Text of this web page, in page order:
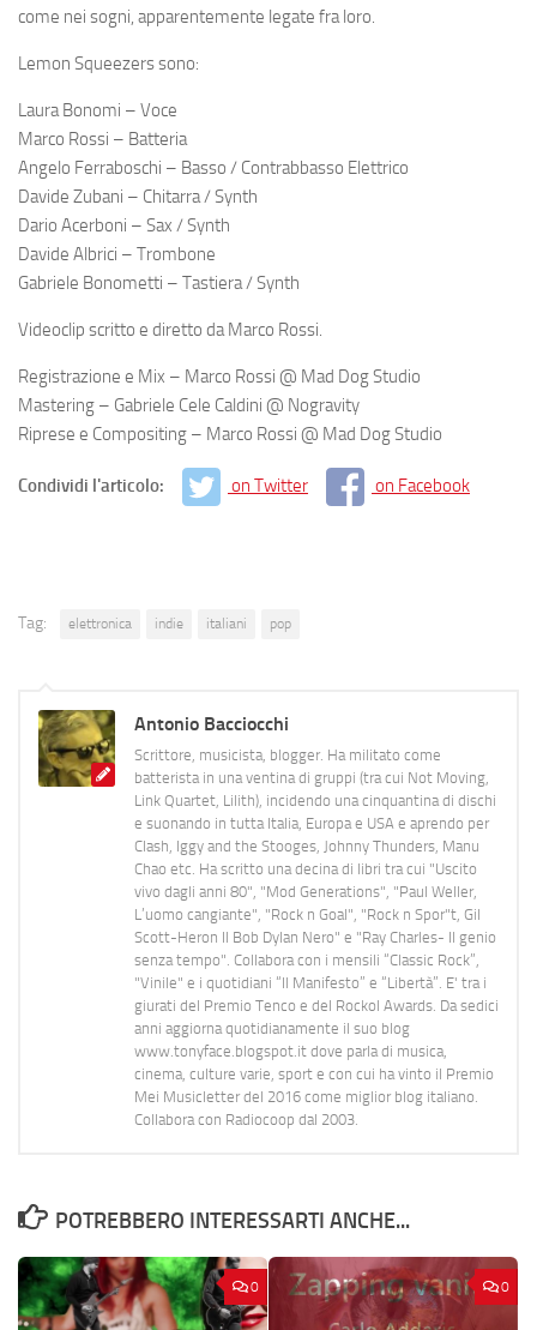
come nei sogni, apparentemente legate fra loro.
Lemon Squeezers sono:
Laura Bonomi – Voce
Marco Rossi – Batteria
Angelo Ferraboschi – Basso / Contrabbasso Elettrico
Davide Zubani – Chitarra / Synth
Dario Acerboni – Sax / Synth
Davide Albrici – Trombone
Gabriele Bonometti – Tastiera / Synth
Videoclip scritto e diretto da Marco Rossi.
Registrazione e Mix – Marco Rossi @ Mad Dog Studio
Mastering – Gabriele Cele Caldini @ Nogravity
Riprese e Compositing – Marco Rossi @ Mad Dog Studio
Condividi l'articolo: on Twitter on Facebook
Tag: elettronica indie italiani pop
Antonio Bacciocchi
Scrittore, musicista, blogger. Ha militato come
batterista in una ventina di gruppi (tra cui Not Moving,
Link Quartet, Lilith), incidendo una cinquantina di dischi
e suonando in tutta Italia, Europa e USA e aprendo per
Clash, Iggy and the Stooges, Johnny Thunders, Manu
Chao etc. Ha scritto una decina di libri tra cui "Uscito
vivo dagli anni 80", "Mod Generations", "Paul Weller,
L’uomo cangiante", "Rock n Goal", "Rock n Spor"t, Gil
Scott-Heron Il Bob Dylan Nero" e "Ray Charles- Il genio
senza tempo". Collabora con i mensili “Classic Rock”,
"Vinile" e i quotidiani “Il Manifesto” e “Libertà”. E' tra i
giurati del Premio Tenco e del Rockol Awards. Da sedici
anni aggiorna quotidianamente il suo blog
www.tonyface.blogspot.it dove parla di musica,
cinema, culture varie, sport e con cui ha vinto il Premio
Mei Musicletter del 2016 come miglior blog italiano.
Collabora con Radiocoop dal 2003.
POTREBBERO INTERESSARTI ANCHE...
0 0